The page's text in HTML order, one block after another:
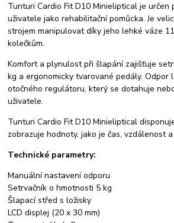
Tunturi Cardio Fit D10 Minieliptical je určen
uživatele jako rehabilitační pomůcka. Je
strojem manipulovat díky jeho lehké váze
kolečkům.
Komfort a plynulost při šlapání zajišťuje
kg a ergonomicky tvarované pedály. Odpor
otočného regulátoru, který se dotahuje
uživatele.
Tunturi Cardio Fit D10 Minieliptical
zobrazuje hodnoty, jako je čas, vzdálenost
Technické parametry:
Manuální nastavení odporu
Setrvačník o hmotnosti 5 kg
Šlapací střed s ložisky
LCD displej (20 x 30 mm)